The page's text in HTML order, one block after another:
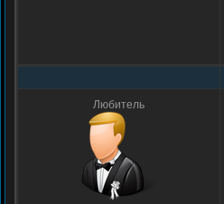
Любитель